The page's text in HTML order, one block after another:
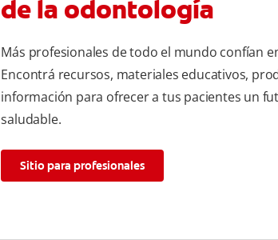
de la odontología
Más profesionales de todo el mundo confían
Encontrá recursos, materiales educativos,
información para ofrecer a tus pacientes un
saludable.
Sitio para profesionales